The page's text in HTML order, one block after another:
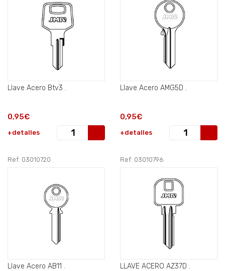
Llave Acero Btv3 .
0,95€
+detalles
Llave Acero AMG5D .
0,95€
+detalles
Ref: 03010720
Llave Acero AB11 .
Ref: 03010796
LLAVE ACERO AZ37D .